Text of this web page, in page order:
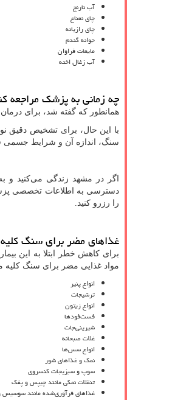
آب نارنج
چای نعناع
چای رازیانه
جوانه گندم
مایعات فراوان
آب زغال اخته
چه زمانی به پزشک مراجعه
همانطور که گفته شد، برای
با این حال، برای تشخیص دقیق
سنگ، اندازه آن و شرایط جسمی
اگر در مشهد زندگی می‌کنید و
دسترسی به اطلاعات تخصصی
را رزرو کنید.
غذاهای مضر برای سنگ کلیه
برای کاهش خطر ابتلا به این
مواد غذایی مضر برای سنگ کلیه
انواع پنیر
ترشیجات
انواع زیتون
فست‌فودها
شیرینی‌جات
غلات صبحانه
انواع سس‌ها
نمک و غذاهای شور
سوپ و سبزیجات کنسروی
تنقلات نمکی مانند چیپس و پفک
غذاهای فرآوری‌شده مانند سوسیس